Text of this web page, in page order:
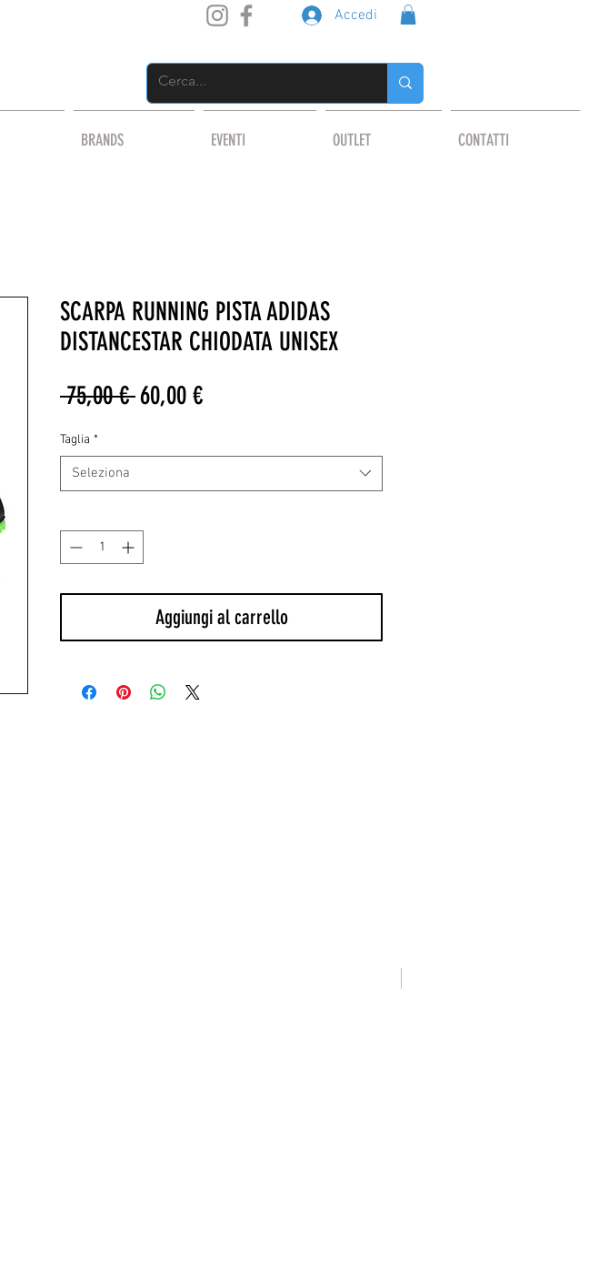
Accedi
BRANDS EVENTI OUTLET CONTATTI
SCARPA RUNNING PISTA ADIDAS
DISTANCESTAR CHIODATA UNISEX
75,00 € Prezzo
60,00 €Prezzo
Taglia *
Seleziona
Aggiungi al carrello